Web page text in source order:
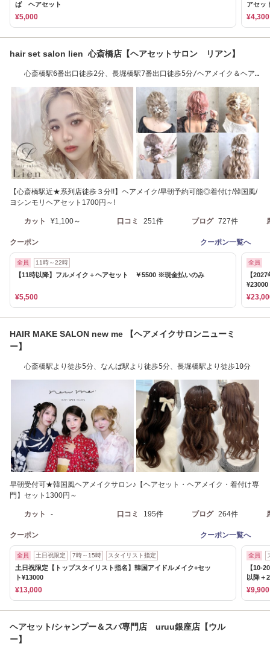
ば ヘアセット
¥5,000
アセッ
¥4,300
hair set salon lien 心斎橋店【ヘアセットサロン リアン】
心斎橋駅6番出口徒歩2分、長堀橋駅7番出口徒歩5分/ヘアメイク＆ヘア
【心斎橋駅近★系列店徒歩３分!!】ヘアメイク/早朝予約可能◎着付け/韓国風/
ヨシンモリヘアセット1700円～!
カット ¥1,100～ 口コミ 251件 ブログ 727件
クーポン クーポン一覧へ
全員 11時～22時
【11時以降】フルメイク＋ヘアセット ￥5500 ※現金払いのみ
¥5,500
全員
【
¥23000
HAIR MAKE SALON new me 【ヘアメイクサロンニューミ
ー】
心斎橋駅より徒歩5分、なんば駅より徒歩5分、長堀橋駅より徒歩10分
早朝受付可★韓国風ヘアメイクサロン♪【ヘアセット・ヘアメイク・着付け専
門】セット1300円～
カット - 口コミ 195件 ブログ 264件
クーポン クーポン一覧へ
全員 土日祝限定 7時～15時 スタイリスト指定
土日祝限定【トップスタイリスト指名】韓国アイドルメイク+セッ
ト¥13000
¥13,000
全員
【10-
以降＋
¥9,900
ヘアセット/シャンプー＆スパ専門店 uruu銀座店【ウル
ー】